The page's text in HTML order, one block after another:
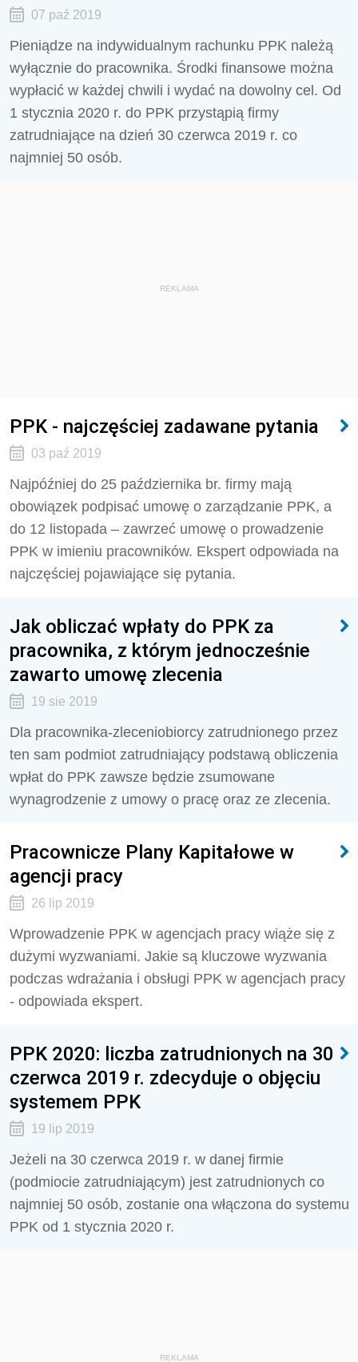
07 paź 2019
Pieniądze na indywidualnym rachunku PPK należą
wyłącznie do pracownika. Środki finansowe można
wypłacić w każdej chwili i wydać na dowolny cel. Od
1 stycznia 2020 r. do PPK przystąpią firmy
zatrudniające na dzień 30 czerwca 2019 r. co
najmniej 50 osób.
REKLAMA
PPK - najczęściej zadawane pytania
03 paź 2019
Najpóźniej do 25 października br. firmy mają
obowiązek podpisać umowę o zarządzanie PPK, a
do 12 listopada – zawrzeć umowę o prowadzenie
PPK w imieniu pracowników. Ekspert odpowiada na
najczęściej pojawiające się pytania.
Jak obliczać wpłaty do PPK za
pracownika, z którym jednocześnie
zawarto umowę zlecenia
19 sie 2019
Dla pracownika-zleceniobiorcy zatrudnionego przez
ten sam podmiot zatrudniający podstawą obliczenia
wpłat do PPK zawsze będzie zsumowane
wynagrodzenie z umowy o pracę oraz ze zlecenia.
Pracownicze Plany Kapitałowe w
agencji pracy
26 lip 2019
Wprowadzenie PPK w agencjach pracy wiąże się z
dużymi wyzwaniami. Jakie są kluczowe wyzwania
podczas wdrażania i obsługi PPK w agencjach pracy
- odpowiada ekspert.
PPK 2020: liczba zatrudnionych na 30
czerwca 2019 r. zdecyduje o objęciu
systemem PPK
19 lip 2019
Jeżeli na 30 czerwca 2019 r. w danej firmie
(podmiocie zatrudniającym) jest zatrudnionych co
najmniej 50 osób, zostanie ona włączona do systemu
PPK od 1 stycznia 2020 r.
REKLAMA